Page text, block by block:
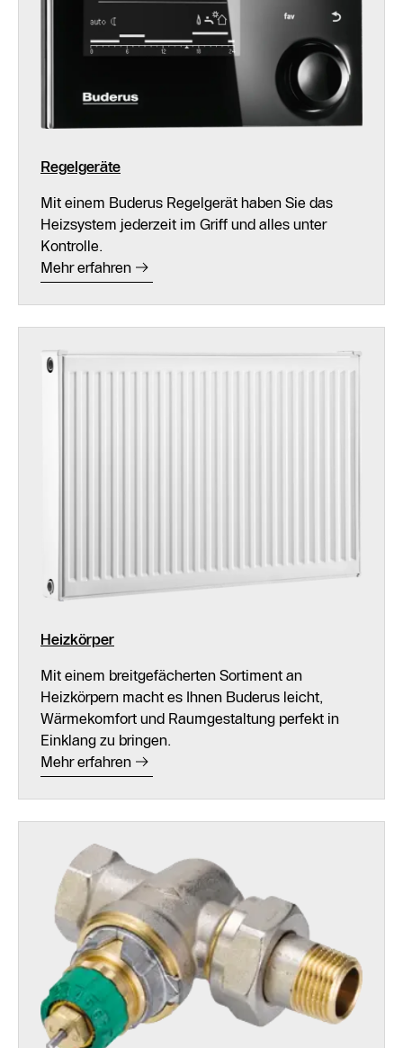
Regelgeräte
Mit einem Buderus Regelgerät haben Sie das
Heizsystem jederzeit im Griff und alles unter
Kontrolle.
Mehr erfahren
Heizkörper
Mit einem breitgefächerten Sortiment an
Heizkörpern macht es Ihnen Buderus leicht,
Wärmekomfort und Raumgestaltung perfekt in
Einklang zu bringen.
Mehr erfahren